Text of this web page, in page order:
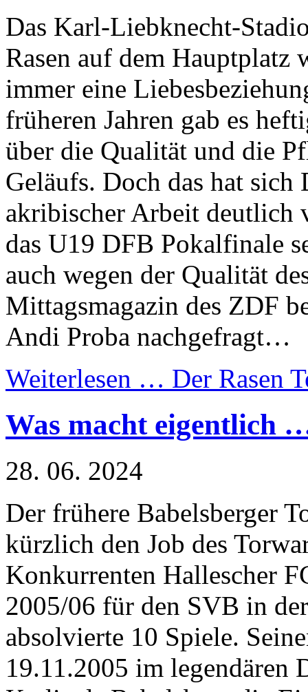
Das Karl-Liebknecht-
Rasen auf dem Hauptplatz
immer eine
früheren Jahren gab es
über die Qualität und die
Geläufs. Doch das hat sich
akribischer Arbeit deutlich
das U19 DFB Pokalfinale
auch wegen der Qualität
Mittagsmagazin des ZDF
Andi Proba nachgefragt…
Weiterlesen … Der Rasen
Was macht eigentlich
28. 06. 2024
Der frühere Babelsberger
kürzlich den Job des
Konkurrenten Hallescher
2005/06 für den SVB in
absolvierte 10 Spiele.
19.11.2005 im legendären